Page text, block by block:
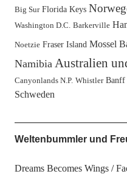
Big Sur Florida Keys
Washington D.C. Barkerville
Noetzie Fraser Island Mossel
Namibia Australien
Canyonlands N.P. Whistler Banff
Schweden
Weltenbummler und
Dreams Becomes Wings